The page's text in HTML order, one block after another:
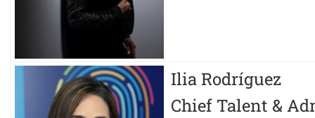
Ilia Rodríguez
Chief Talent &